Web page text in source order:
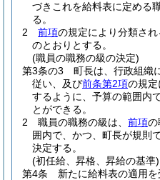
づきこれを給料表に定める
る。
2
前項の規定により分類され
のとおりとする。
(職員の職務の級の決定)
第3条の3
町長は、行政組織
従い、及び前条第2項の規
するように、予算の範囲内
とができる。
2
職員の職務の級は、 前項の
囲内で、かつ、町長が規則
決定する。
(初任給、昇格、昇給の基準)
第4条
新たに給料表の適用